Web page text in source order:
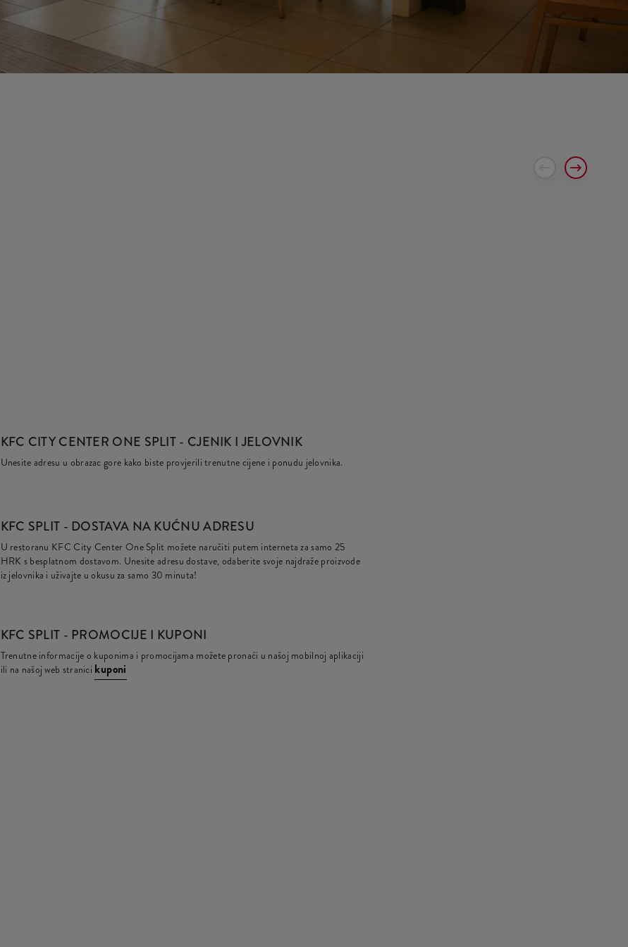
KFC CITY CENTER ONE SPLIT- CJENIK I JELOVNIK
Unesite adresu u obrazac gore kako biste provjerili trenutne cijene i ponudu jelovnika.
KFC SPLIT - DOSTAVA NA KUĆNU ADRESU
U restoranu KFC City Center One Split možete naručiti putem interneta za samo 25
HRK s besplatnom dostavom. Unesite adresu dostave, odaberite svoje najdraže proizvode
iz jelovnika i uživajte u okusu za samo 30 minuta!
KFC SPLIT - PROMOCIJE I KUPONI
Trenutne informacije o kuponima i promocijama možete pronaći u našoj mobilnoj aplikaciji
ili na našoj web stranici kuponi